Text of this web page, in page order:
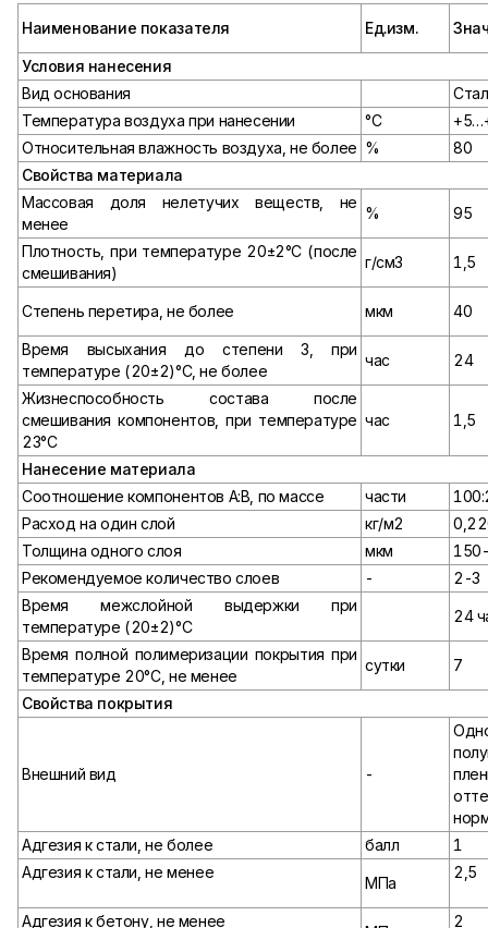
Наименование показателя Ед.изм.
Условия нанесения
Вид основания
Температура воздуха при нанесении
°С
Относительная влажность воздуха, не более %
80
Свойства материала
Массовая доля нелетучих веществ, не
менее
% 95
Плотность, при температуре 20±2°С (после
смешивания)
г/см3 1,5
Степень перетира, не более мкм 40
Время высыхания до степени 3, при
температуре (20±2)°С, не более
час 24
Жизнеспособность состава после
смешивания компонентов, при температуре
23°С
час 1,5
Нанесение материала
Соотношение компонентов А:В, по массе
части
Расход на один слой
кг/м2
Толщина одного слоя
мкм
Рекомендуемое количество слоев
-
2-3
Время межслойной выдержки при
температуре (20±2)°С
24
Время полной полимеризации покрытия при
температуре 20°С, не менее
сутки 7
Свойства покрытия
Внешний вид -
Адгезия к стали, не более
балл
1
Адгезия к стали, не менее
МПа
2,5
Адгезия к бетону, не менее 2